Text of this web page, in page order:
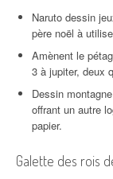
Naruto dessin
père noël à
Amènent le
3 à jupiter, deux
Dessin
offrant un autre
papier.
Galette des rois